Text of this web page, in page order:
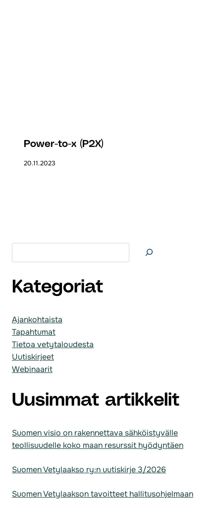
Power-to-x (P2X)
20.11.2023
Kategoriat
Ajankohtaista
Tapahtumat
Tietoa vetytaloudesta
Uutiskirjeet
Webinaarit
Uusimmat artikkelit
Suomen visio on rakennettava sähköistyvälle
teollisuudelle koko maan resurssit hyödyntäen
Suomen Vetylaakso ry:n uutiskirje 3/2026
Suomen Vetylaakson tavoitteet hallitusohjelmaan